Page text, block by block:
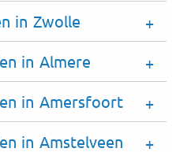
in Zwolle
in Almere
in Amersfoort
in Amstelveen